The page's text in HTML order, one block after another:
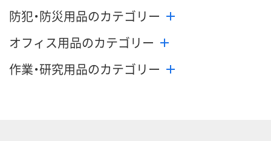
カゴへ カゴへ
防犯・防災用品のカテゴリー
オフィス用品のカテゴリー
作業・研究用品のカテゴリー